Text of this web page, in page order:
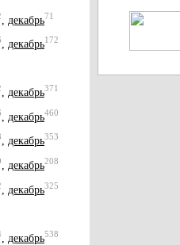
декабрь71
, декабрь172
, декабрь371
декабрь460
, декабрь353
декабрь208
декабрь325
декабрь538